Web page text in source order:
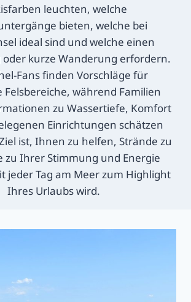
leuchten, welche
bieten, welche bei
ideal sind und welche einen
oder kurze Wanderung erfordern.
Fans finden Vorschläge für
Felsbereiche, während Familien
zu Wassertiefe, Komfort
Einrichtungen schätzen
ist, Ihnen zu helfen, Strände zu
zu Ihrer Stimmung und Energie
jeder Tag am Meer zum Highlight
Ihres Urlaubs wird.